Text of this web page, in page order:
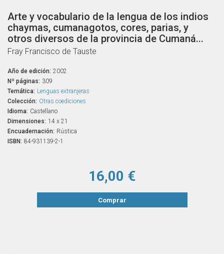
Arte y vocabulario de la lengua de los indios
chaymas, cumanagotos, cores, parias, y
otros diversos de la provincia de Cumaná...
Fray Francisco de Tauste
Año de edición: 2002
Nº páginas: 309
Temática: Lenguas extranjeras
Colección: Otras coediciones
Idioma: Castellano
Dimensiones: 14 x 21
Encuadernación: Rústica
ISBN: 84-931139-2-1
16,00 €
Comprar